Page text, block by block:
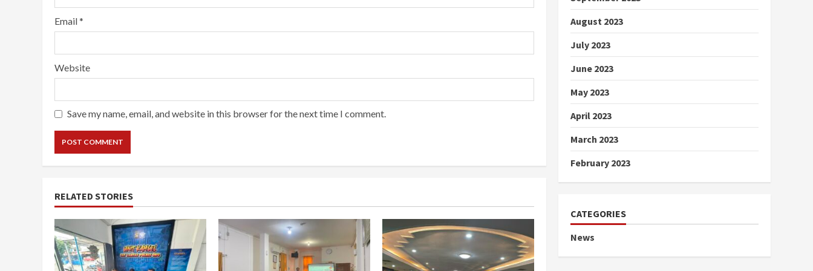
Email*
Website
Save my name, email, and website in this browser for the next time I comment.
RELATED STORIES
August 2023
July 2023
June 2023
May 2023
April 2023
March 2023
February 2023
CATEGORIES
News